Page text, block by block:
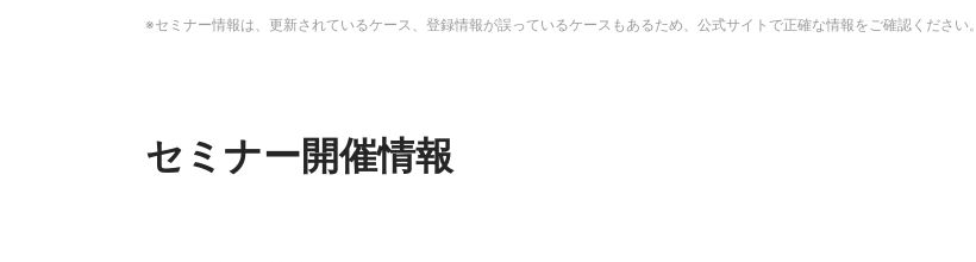
※セミナー情報は、更新されているケース、登録情報が誤っているケースもあるため、公式サイトで正確な情報をご確認ください。
セミナー開催情報